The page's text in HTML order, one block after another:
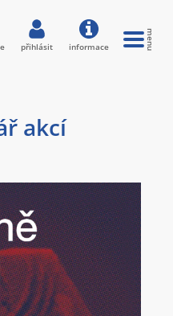
akcí
přihlásit informace